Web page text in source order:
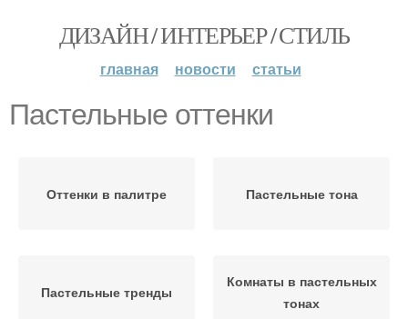
ДИЗАЙН / ИНТЕРЬЕР / СТИЛЬ
главная новости статьи
Пастельные оттенки
Оттенки в палитре Пастельные тона
Пастельные тренды
Комнаты в пастельных
тонах